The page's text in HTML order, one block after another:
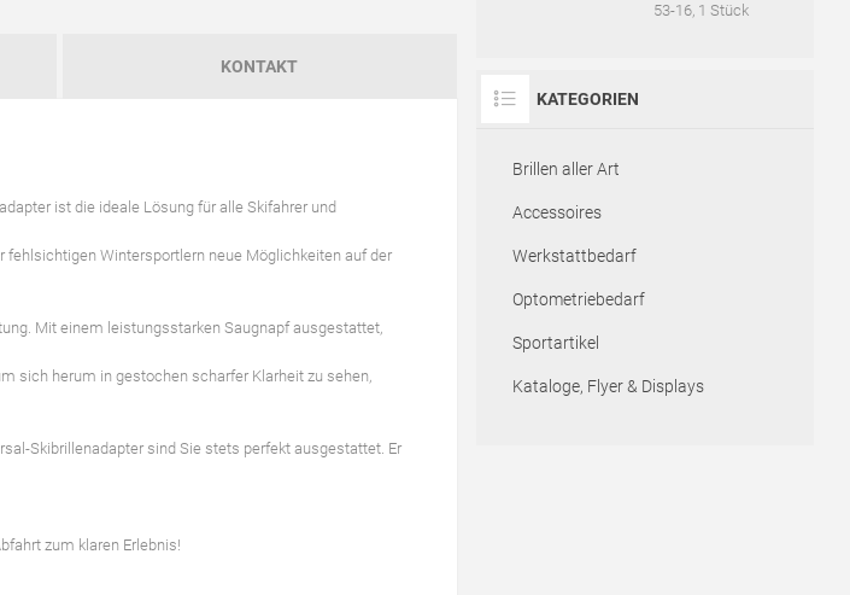
KONTAKT
ist die ideale Lösung für alle Skifahrer und
fehlsichtigen Wintersportlern neue Möglichkeiten auf der
Mit einem leistungsstarken Saugnapf ausgestattet,
sich herum in gestochen scharfer Klarheit zu sehen,
Skibrillenadapter sind Sie stets perfekt ausgestattet. Er
zum klaren Erlebnis!
53-16, 1 Stück
KATEGORIEN
Brillen aller Art
Accessoires
Werkstattbedarf
Optometriebedarf
Sportartikel
Kataloge, Flyer & Displays